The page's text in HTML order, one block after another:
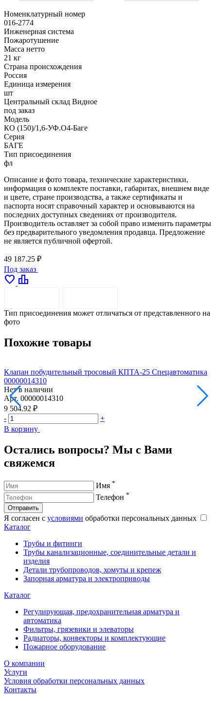
Номенклатурный номер
016-2774
Инженерная система
Пожаротушение
Масса нетто
21 кг
Страна происхождения
Россия
Единица измерения
шт
Центральный склад Видное
под заказ
Модель
КО (150)/1,6-УФ.О4-Баге
Серия
БАГЕ
Тип присоединения
фл
Описание и фото товара, технические характеристики,
информация о комплекте поставки, габаритах, внешнем виде
и цвете, стране производства, а также сертификаты и
паспорта носят справочный характер и основываются на
последних доступных сведениях от производителя.
Производитель оставляет за собой право изменить параметры
без предварительного уведомления продавца. Предложение
не является публичной офертой.
49 187.25 ₽
Под заказ
favorite leaderboard
Тип присоединения может отличаться от представленного на
фото
Похожие товары
Клапан побудительный тросовый КПТА-25 Спецавтоматика
00000014310
Нет в наличии
Арт. 00000014310
9 504.92 ₽
-
+
В корзину
Остались вопросы? Мы с Вами
свяжемся
Имя *
Телефон *
Отправить
Я согласен с условиями обработки персональных данных
Каталог
Трубы и фитинги
Трубы канализационные, соединительные детали и
изделия
Детали трубопроводов, хомуты и крепеж
Запорная арматура и электроприводы
Каталог
Регулирующая, предохранительная арматура и
автоматика
Фильтры, грязевики и элеваторы
Радиаторы, конвекторы и комплектующие
Пожарное оборудование
О компании
Услуги
Условия обработки персональных данных
Контакты